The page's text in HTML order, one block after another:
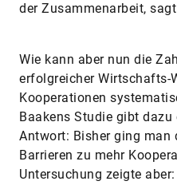
der Zusammenarbeit,
Wie kann aber nun die
erfolgreicher Wirtschafts-
Kooperationen
Baakens Studie gibt dazu
Antwort: Bisher ging man
Barrieren zu mehr
Untersuchung zeigte